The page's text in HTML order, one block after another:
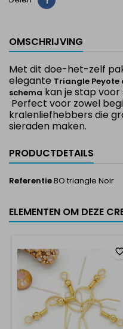
OMSCHRIJVING
Met dit doe-het-zelf
elegante Triangle Peyote
schema kan je stap
Perfect voor zowel
kralenliefhebbers die
sieraden maken.
PRODUCTDETAILS
ReferentieBO triangle Noir
ELEMENTEN OM DEZE